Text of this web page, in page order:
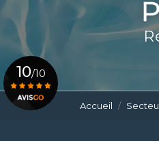
10/10
Accueil